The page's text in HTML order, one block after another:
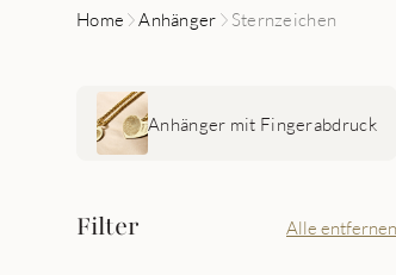
Home Anhänger Sternzeichen
Anhänger mit Fingerabdruck
Filter Alle entfernen